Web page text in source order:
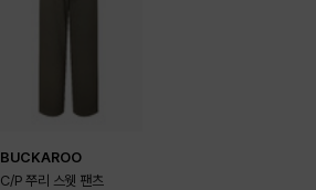
BUCKAROO
C/P 쭈리 스웻 팬츠